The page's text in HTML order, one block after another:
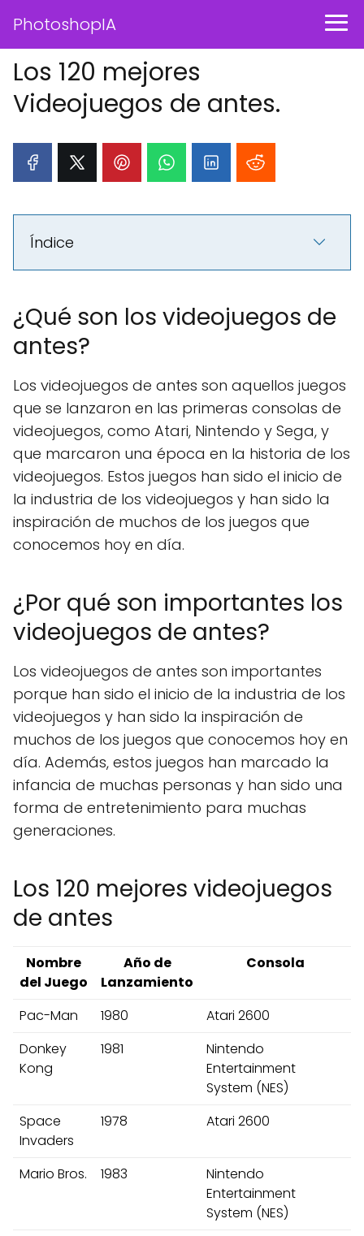
PhotoshopIA
Los 120 mejores
Videojuegos de antes.
Índice
¿Qué son los videojuegos de
antes?
Los videojuegos de antes son aquellos juegos
que se lanzaron en las primeras consolas de
videojuegos, como Atari, Nintendo y Sega, y
que marcaron una época en la historia de los
videojuegos. Estos juegos han sido el inicio de
la industria de los videojuegos y han sido la
inspiración de muchos de los juegos que
conocemos hoy en día.
¿Por qué son importantes los
videojuegos de antes?
Los videojuegos de antes son importantes
porque han sido el inicio de la industria de los
videojuegos y han sido la inspiración de
muchos de los juegos que conocemos hoy en
día. Además, estos juegos han marcado la
infancia de muchas personas y han sido una
forma de entretenimiento para muchas
generaciones.
Los 120 mejores videojuegos
de antes
Nombre
del Juego
Año de
Lanzamiento
Consola
Pac-Man 1980
Atari 2600
Donkey
Kong
1981
Nintendo
Entertainment
System (NES)
Space
Invaders
1978 Atari 2600
Mario Bros. 1983
Nintendo
Entertainment
System (NES)